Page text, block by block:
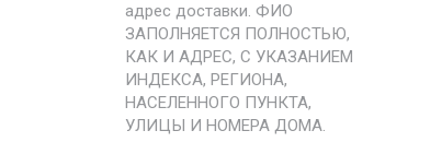
адрес доставки. ФИО
ЗАПОЛНЯЕТСЯ ПОЛНОСТЬЮ,
КАК И АДРЕС, С УКАЗАНИЕМ
ИНДЕКСА, РЕГИОНА,
НАСЕЛЕННОГО ПУНКТА,
УЛИЦЫ И НОМЕРА ДОМА.